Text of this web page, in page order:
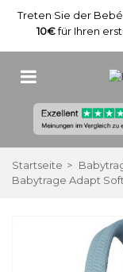
Treten Sie der
10€für Ihren
Startseite >
Babytrage Adapt